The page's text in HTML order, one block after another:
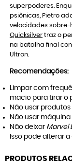
superpoderes.
psiônicas, Pietro
velocidades sobre-
Quicksilver traz o
na batalha final
Ultron.
Recomendações:
Limpar com
macio para tirar o
Não usar
Não usar
Não deixar Marvel
Isso pode alterar
PRODUTOS